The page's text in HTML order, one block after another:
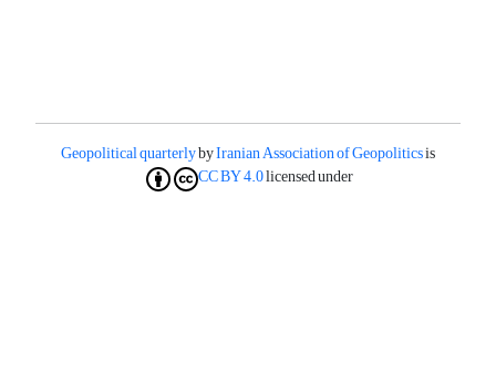
Geopolitical quarterlybyIranian Association of Geopoliticsis
licensed under
CC BY 4.0